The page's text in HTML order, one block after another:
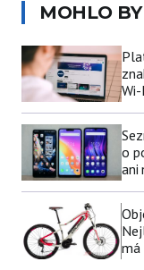
MOHLO
Wi-
o
ani
má